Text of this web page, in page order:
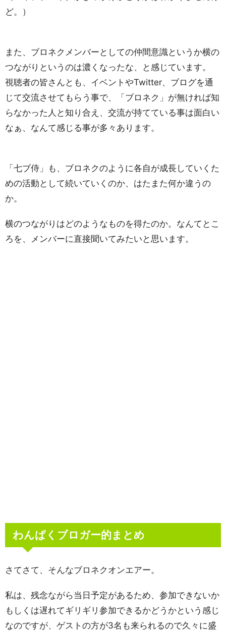
ど。）
また、ブロネクメンバーとしての仲間意識というか横の
つながりというのは濃くなったな、と感じています。
視聴者の皆さんとも、イベントやTwitter、ブログを通
じて交流させてもらう事で、「ブロネク」が無ければ知
らなかった人と知り合え、交流が持てている事は面白い
なぁ、なんて感じる事が多々あります。
「七ブ侍」も、ブロネクのように各自が成長していくた
めの活動として続いていくのか、はたまた何か違うの
か。
横のつながりはどのようなものを得たのか。なんてとこ
ろを、メンバーに直接聞いてみたいと思います。
わんぱくブロガー的まとめ
さてさて、そんなブロネクオンエアー。
私は、残念ながら当日予定があるため、参加できないか
もしくは遅れてギリギリ参加できるかどうかという感じ
なのですが、ゲストの方が3名も来られるので久々に盛